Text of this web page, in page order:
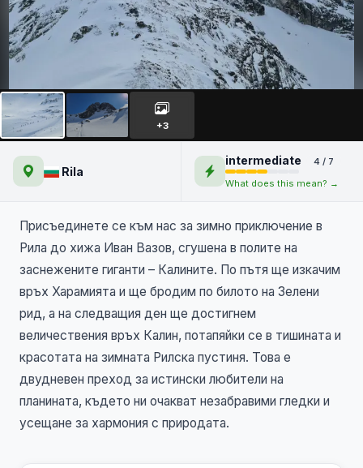
х.Иван Вазов - бяла
приказка в Рилската
пустиня
+3
Rila
intermediate
4 / 7
What does this mean? →
Присъединете се към нас за зимно приключение в
Рила до хижа Иван Вазов, сгушена в полите на
заснежените гиганти – Калините. По пътя ще изкачим
връх Харамията и ще бродим по билото на Зелени
рид, а на следващия ден ще достигнем
величествения връх Калин, потапяйки се в тишината и
красотата на зимната Рилска пустиня. Това е
двудневен преход за истински любители на
планината, където ни очакват незабравими гледки и
усещане за хармония с природата.